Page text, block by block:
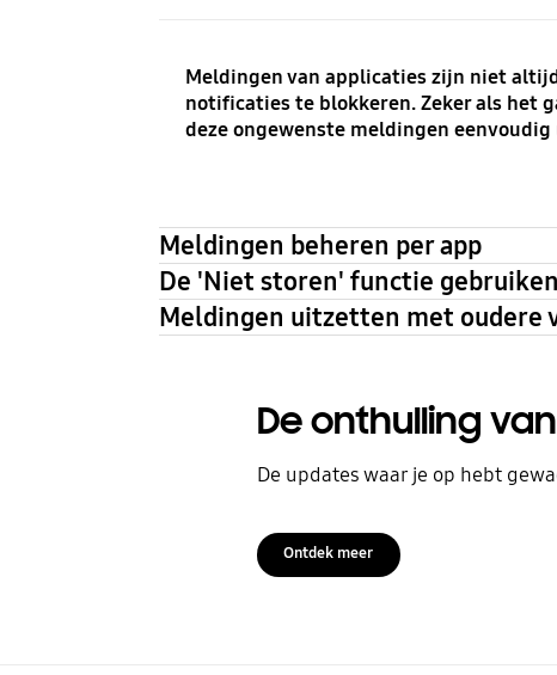
Meldingen van applicaties zijn niet
notificaties te blokkeren. Zeker als het
deze ongewenste meldingen
Meldingen beheren per app
De 'Niet storen' functie gebruiken
Meldingen uitzetten met oudere
De onthulling
De updates waar je op hebt
Ontdek meer